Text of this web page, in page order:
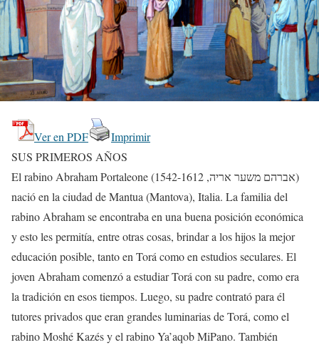
Ver en PDF
Imprimir
SUS PRIMEROS AÑOS
El rabino Abraham Portaleone (אברהם משער אריה, 1542-1612)
nació en la ciudad de Mantua (Mantova), Italia. La familia del
rabino Abraham se encontraba en una buena posición económica
y esto les permitía, entre otras cosas, brindar a los hijos la mejor
educación posible, tanto en Torá como en estudios seculares. El
joven Abraham comenzó a estudiar Torá con su padre, como era
la tradición en esos tiempos. Luego, su padre contrató para él
tutores privados que eran grandes luminarias de Torá, como el
rabino Moshé Kazés y el rabino Ya’aqob MiPano. También